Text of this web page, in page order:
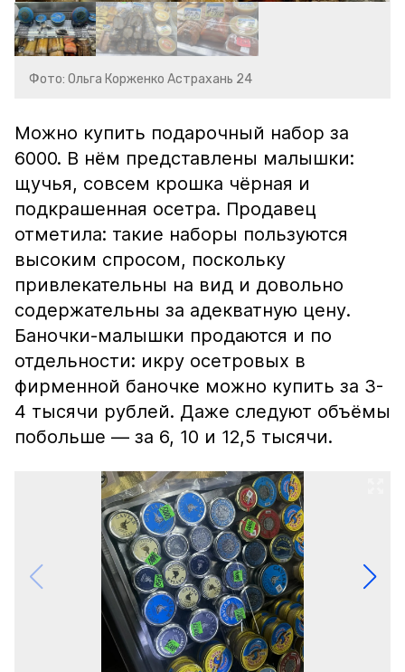
Фото: Ольга Корженко Астрахань 24
Можно купить подарочный набор за
6000. В нём представлены малышки:
щучья, совсем крошка чёрная и
подкрашенная осетра. Продавец
отметила: такие наборы пользуются
высоким спросом, поскольку
привлекательны на вид и довольно
содержательны за адекватную цену.
Баночки-малышки продаются и по
отдельности: икру осетровых в
фирменной баночке можно купить за 3-
4 тысячи рублей. Даже следуют объёмы
побольше — за 6, 10 и 12,5 тысячи.